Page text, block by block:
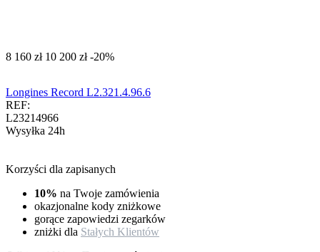
‍8 160‍ zł ‍10 200‍ zł -20%
Longines Record L2.321.4.96.6
REF:
L23214966
Wysyłka 24h
Korzyści dla zapisanych
10% na Twoje zamówienia
okazjonalne kody zniżkowe
gorące zapowiedzi zegarków
zniżki dla Stałych Klientów